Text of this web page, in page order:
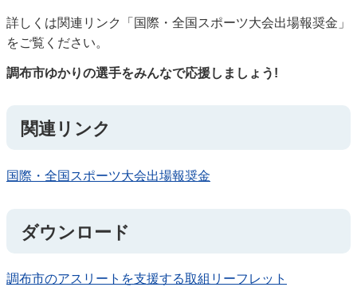
詳しくは関連リンク「国際・全国スポーツ大会出場報奨金」
をご覧ください。
調布市ゆかりの選手をみんなで応援しましょう!
関連リンク
国際・全国スポーツ大会出場報奨金
ダウンロード
調布市のアスリートを支援する取組リーフレット